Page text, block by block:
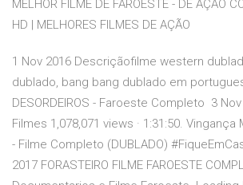
MELHOR FILME DE FAROESTE - DE AÇÃO
HD | MELHORES FILMES DE AÇÃO
1 Nov 2016 Descriçãofilme western
dublado, bang bang dublado em
DESORDEIROS - Faroeste Completo 3
Filmes 1,078,071 views · 1:31:50.
- Filme Completo (DUBLADO)
2017 FORASTEIRO FILME FAROESTE